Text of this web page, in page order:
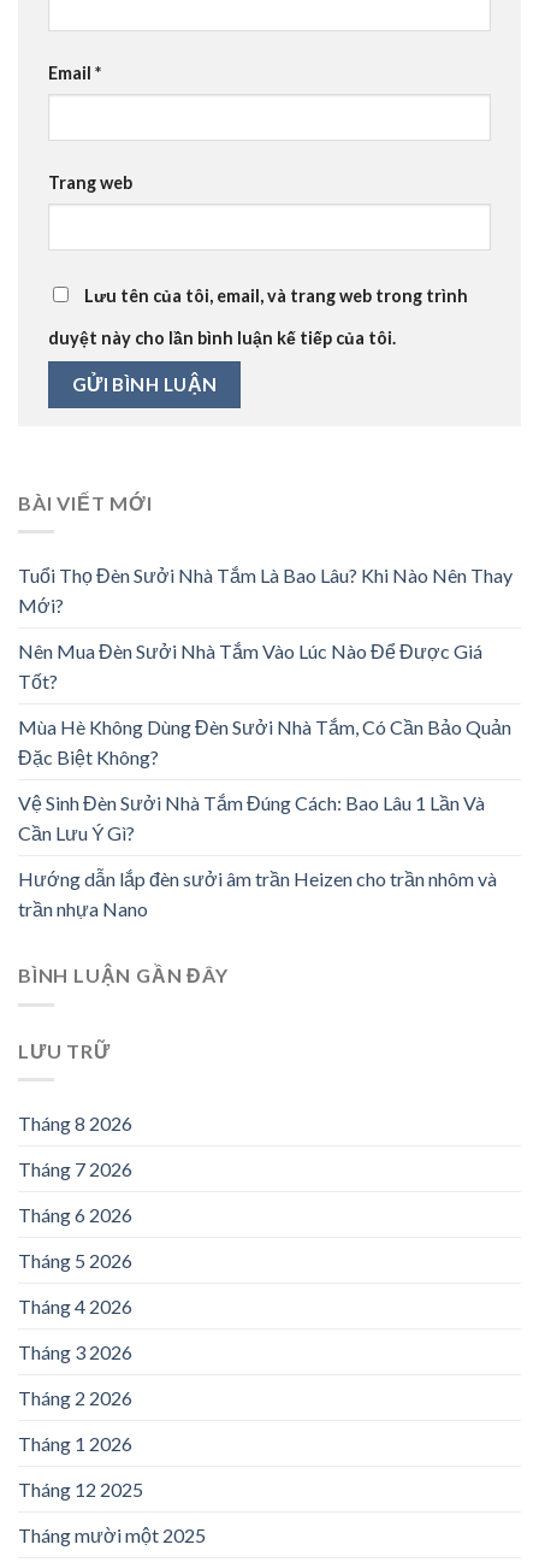
Email *
Trang web
Lưu tên của tôi, email, và trang web trong trình
duyệt này cho lần bình luận kế tiếp của tôi.
BÀI VIẾT MỚI
Tuổi Thọ Đèn Sưởi Nhà Tắm Là Bao Lâu? Khi Nào Nên Thay
Mới?
Nên Mua Đèn Sưởi Nhà Tắm Vào Lúc Nào Để Được Giá
Tốt?
Mùa Hè Không Dùng Đèn Sưởi Nhà Tắm, Có Cần Bảo Quản
Đặc Biệt Không?
Vệ Sinh Đèn Sưởi Nhà Tắm Đúng Cách: Bao Lâu 1 Lần Và
Cần Lưu Ý Gì?
Hướng dẫn lắp đèn sưởi âm trần Heizen cho trần nhôm và
trần nhựa Nano
BÌNH LUẬN GẦN ĐÂY
LƯU TRỮ
Tháng 8 2026
Tháng 7 2026
Tháng 6 2026
Tháng 5 2026
Tháng 4 2026
Tháng 3 2026
Tháng 2 2026
Tháng 1 2026
Tháng 12 2025
Tháng mười một 2025